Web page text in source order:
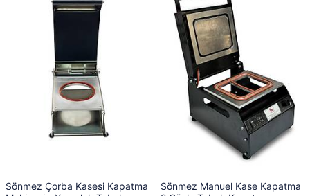
Sönmez Çorba Kasesi Kapatma
Sönmez Manuel Kase Kapatma